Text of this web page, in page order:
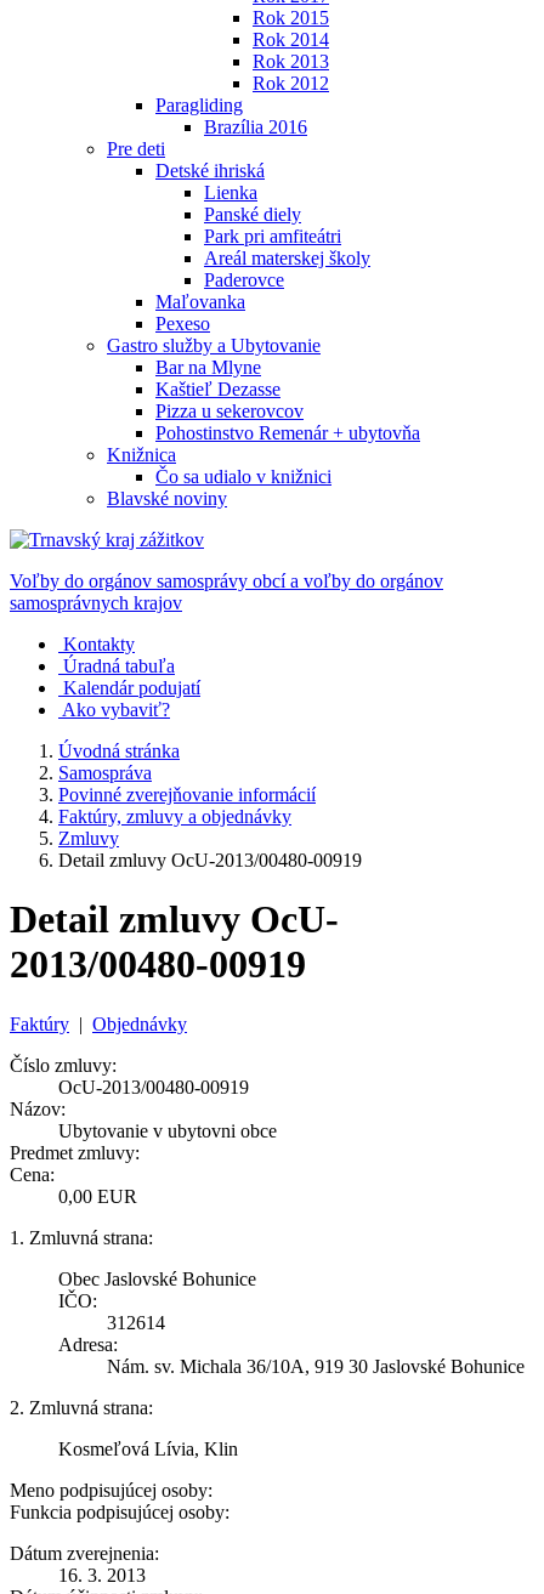
Rok 2015
Rok 2014
Rok 2013
Rok 2012
Paragliding
Brazília 2016
Pre deti
Detské ihriská
Lienka
Panské diely
Park pri amfiteátri
Areál materskej školy
Paderovce
Maľovanka
Pexeso
Gastro služby a Ubytovanie
Bar na Mlyne
Kaštieľ Dezasse
Pizza u sekerovcov
Pohostinstvo Remenár + ubytovňa
Knižnica
Čo sa udialo v knižnici
Blavské noviny
Voľby do orgánov samosprávy obcí a voľby do orgánov
samosprávnych krajov
Kontakty
Úradná tabuľa
Kalendár podujatí
Ako vybaviť?
Úvodná stránka
Samospráva
Povinné zverejňovanie informácií
Faktúry, zmluvy a objednávky
Zmluvy
Detail zmluvy OcU-2013/00480-00919
Detail zmluvy OcU-
2013/00480-00919
Faktúry | Objednávky
Číslo zmluvy:
OcU-2013/00480-00919
Názov:
Ubytovanie v ubytovni obce
Predmet zmluvy:
Cena:
0,00 EUR
1. Zmluvná strana:
Obec Jaslovské Bohunice
IČO:
312614
Adresa:
Nám. sv. Michala 36/10A, 919 30 Jaslovské Bohunice
2. Zmluvná strana:
Kosmeľová Lívia, Klin
Meno podpisujúcej osoby:
Funkcia podpisujúcej osoby:
Dátum zverejnenia:
16. 3. 2013